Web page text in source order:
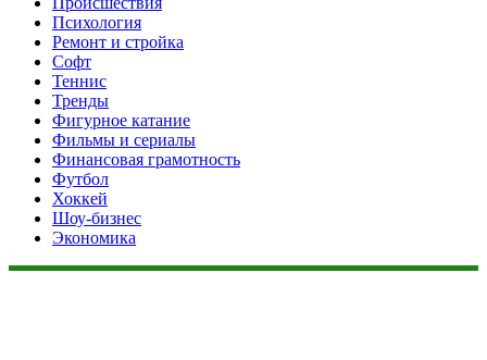
Психология
Ремонт и стройка
Софт
Теннис
Тренды
Фигурное катание
Фильмы и сериалы
Финансовая грамотность
Футбол
Хоккей
Шоу-бизнес
Экономика